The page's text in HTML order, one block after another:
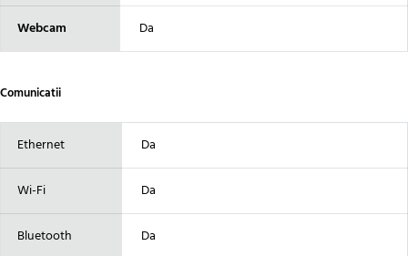
Webcam Da
Comunicatii
Ethernet Da
Wi-Fi Da
Bluetooth Da